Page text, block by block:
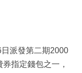
派發第二期2000
指定錢包之一，